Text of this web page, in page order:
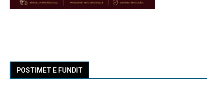
POSTIMET E FUNDIT